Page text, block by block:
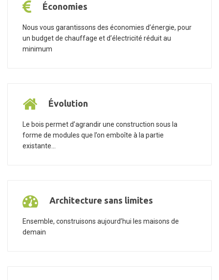
Économies
Nous vous garantissons des économies d’énergie, pour
un budget de chauffage et d’électricité réduit au
minimum
Évolution
Le bois permet d’agrandir une construction sous la
forme de modules que l’on emboîte à la partie
existante...
Architecture sans limites
Ensemble, construisons aujourd’hui les maisons de
demain